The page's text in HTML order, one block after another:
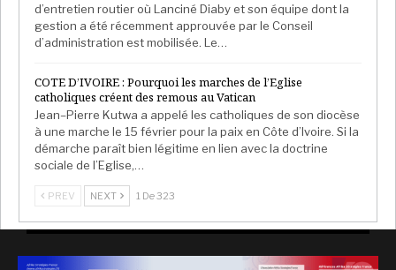
d’entretien routier où Lanciné Diaby et son équipe dont la
gestion a été récemment approuvée par le Conseil
d’administration est mobilisée. Le…
COTE D’IVOIRE : Pourquoi les marches de l’Eglise
catholiques créent des remous au Vatican
Jean–Pierre Kutwa a appelé les catholiques de son diocèse
à une marche le 15 février pour la paix en Côte d’Ivoire. Si la
démarche paraît bien légitime en lien avec la doctrine
sociale de l’Eglise,…
PREV NEXT 1 De 323